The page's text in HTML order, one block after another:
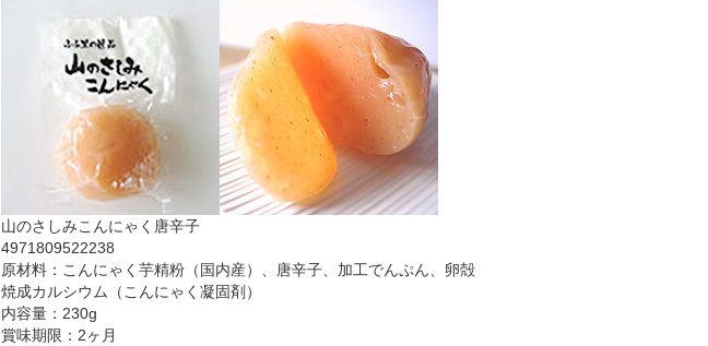
山のさしみこんにゃく唐辛子
4971809522238
原材料：こんにゃく芋精粉（国内産）、唐辛子、加工でんぷん、卵殻
焼成カルシウム（こんにゃく凝固剤）
内容量：230g
賞味期限：2ヶ月